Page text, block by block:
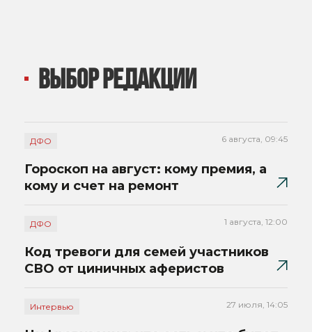
ВЫБОР РЕДАКЦИИ
ДФО 6 августа, 09:45
Гороскоп на август: кому премия, а
кому и счет на ремонт
ДФО 1 августа, 12:00
Код тревоги для семей участников
СВО от циничных аферистов
Интервью 27 июля, 14:05